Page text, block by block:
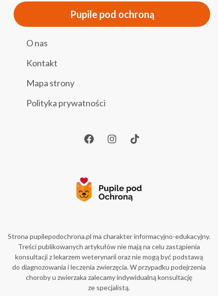
Pupile pod ochroną
O nas
Kontakt
Mapa strony
Polityka prywatności
Strona pupilepodochrona.pl ma charakter informacyjno-edukacyjny.
Treści publikowanych artykułów nie mają na celu zastąpienia
konsultacji z lekarzem weterynarii oraz nie mogą być podstawą
do diagnozowania i leczenia zwierzęcia. W przypadku podejrzenia
choroby u zwierzaka zalecamy indywidualną konsultację
ze specjalistą.